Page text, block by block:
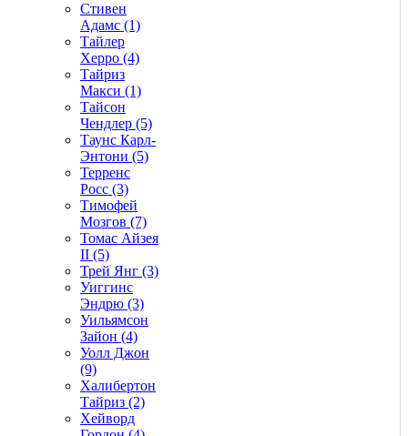
Стивен
Адамс (1)
Тайлер
Херро (4)
Тайриз
Макси (1)
Тайсон
Чендлер (5)
Таунс Карл-
Энтони (5)
Терренс
Росс (3)
Тимофей
Мозгов (7)
Томас Айзея
II (5)
Трей Янг (3)
Уиггинс
Эндрю (3)
Уильямсон
Зайон (4)
Уолл Джон
(9)
Халибертон
Тайриз (2)
Хейворд